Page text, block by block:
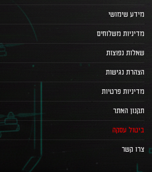
מידע שימושי
מדיניות משלוחים
שאלות נפוצות
הצהרת נגישות
מדיניות פרטיות
תקנון האתר
ביטול עסקה
צרו קשר